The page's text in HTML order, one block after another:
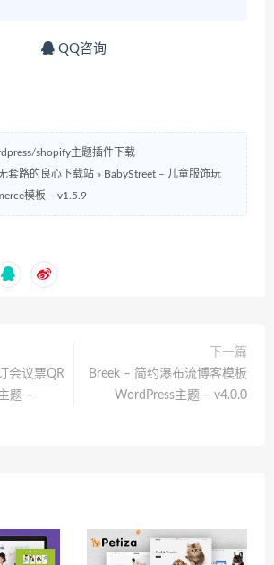
QQ咨询
shopify主题插件下载
套路的良心下载站 » BabyStreet – 儿童服饰玩
模板 – v1.5.9
会议票QR
题 –
下一篇
Breek – 简约瀑布流博客模板
WordPress主题 – v4.0.0